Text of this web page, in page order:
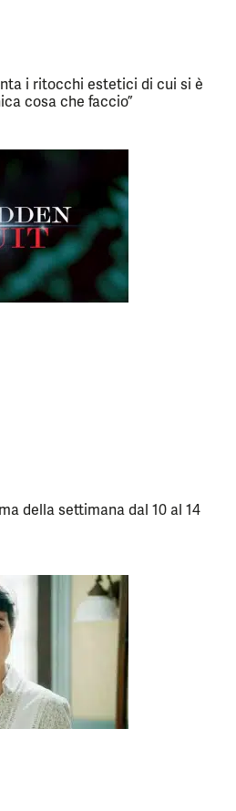
i ritocchi estetici di cui si è
cosa che faccio”
della settimana dal 10 al 14